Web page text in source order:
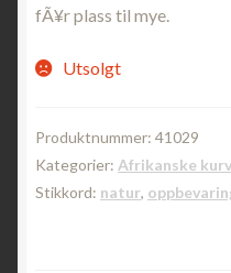
fÃ¥r plass til mye.
Utsolgt
Produktnummer: 41029
Kategorier: Afrikanske
Stikkord: natur,